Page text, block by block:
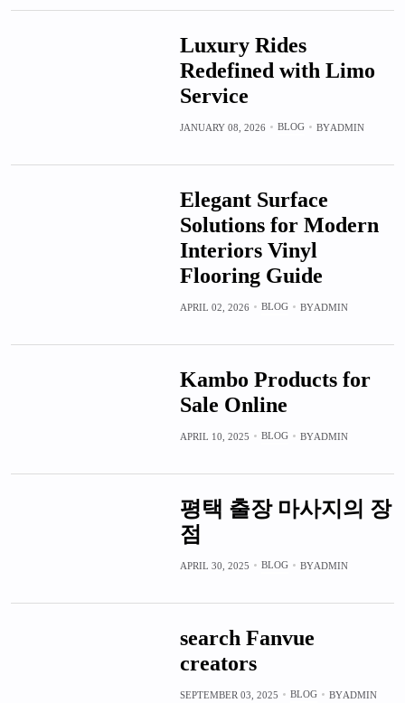
Luxury Rides
Redefined with Limo
Service
JANUARY 08, 2026 BLOG BYADMIN
Elegant Surface
Solutions for Modern
Interiors Vinyl
Flooring Guide
APRIL 02, 2026 BLOG BYADMIN
Kambo Products for
Sale Online
APRIL 10, 2025 BLOG BYADMIN
평택 출장 마사지의 장
점
APRIL 30, 2025 BLOG BYADMIN
search Fanvue
creators
SEPTEMBER 03, 2025 BLOG BYADMIN